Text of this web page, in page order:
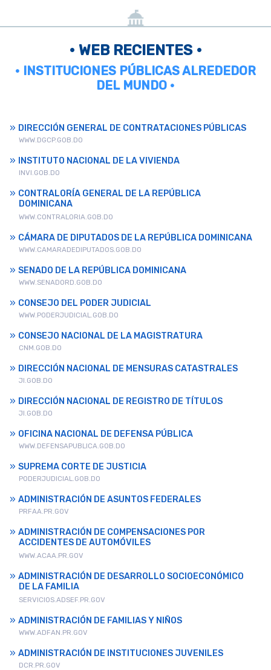
• WEB RECIENTES •
• INSTITUCIONES PÚBLICAS ALREDEDOR
DEL MUNDO •
DIRECCIÓN GENERAL DE CONTRATACIONES PÚBLICAS
WWW.DGCP.GOB.DO
INSTITUTO NACIONAL DE LA VIVIENDA
INVI.GOB.DO
CONTRALORÍA GENERAL DE LA REPÚBLICA
DOMINICANA
WWW.CONTRALORIA.GOB.DO
CÁMARA DE DIPUTADOS DE LA REPÚBLICA DOMINICANA
WWW.CAMARADEDIPUTADOS.GOB.DO
SENADO DE LA REPÚBLICA DOMINICANA
WWW.SENADORD.GOB.DO
CONSEJO DEL PODER JUDICIAL
WWW.PODERJUDICIAL.GOB.DO
CONSEJO NACIONAL DE LA MAGISTRATURA
CNM.GOB.DO
DIRECCIÓN NACIONAL DE MENSURAS CATASTRALES
JI.GOB.DO
DIRECCIÓN NACIONAL DE REGISTRO DE TÍTULOS
JI.GOB.DO
OFICINA NACIONAL DE DEFENSA PÚBLICA
WWW.DEFENSAPUBLICA.GOB.DO
SUPREMA CORTE DE JUSTICIA
PODERJUDICIAL.GOB.DO
ADMINISTRACIÓN DE ASUNTOS FEDERALES
PRFAA.PR.GOV
ADMINISTRACIÓN DE COMPENSACIONES POR
ACCIDENTES DE AUTOMÓVILES
WWW.ACAA.PR.GOV
ADMINISTRACIÓN DE DESARROLLO SOCIOECONÓMICO
DE LA FAMILIA
SERVICIOS.ADSEF.PR.GOV
ADMINISTRACIÓN DE FAMILIAS Y NIÑOS
WWW.ADFAN.PR.GOV
ADMINISTRACIÓN DE INSTITUCIONES JUVENILES
DCR.PR.GOV